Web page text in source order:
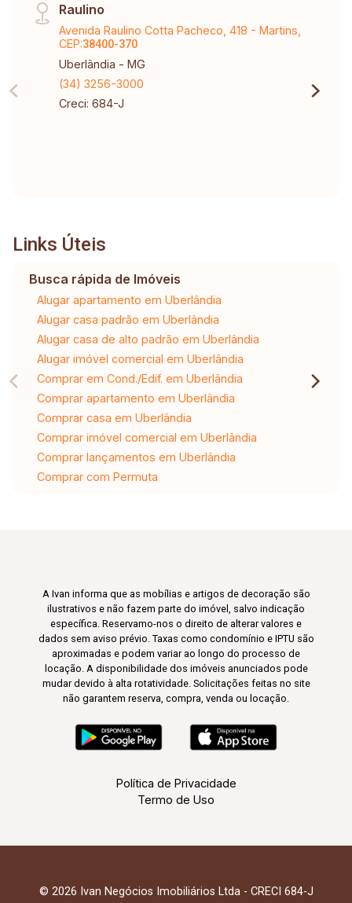
Raulino
Avenida Raulino Cotta Pacheco, 418 - Martins,
CEP:38400-370
Uberlândia - MG
(34) 3256-3000
Creci: 684-J
Links Úteis
Busca rápida de Imóveis
Alugar apartamento em Uberlândia
Alugar casa padrão em Uberlândia
Alugar casa de alto padrão em Uberlândia
Alugar imóvel comercial em Uberlândia
Comprar em Cond./Edif. em Uberlândia
Comprar apartamento em Uberlândia
Comprar casa em Uberlândia
Comprar imóvel comercial em Uberlândia
Comprar lançamentos em Uberlândia
Comprar com Permuta
A Ivan informa que as mobílias e artigos de decoração são
ilustrativos e não fazem parte do imóvel, salvo indicação
específica. Reservamo-nos o direito de alterar valores e
dados sem aviso prévio. Taxas como condomínio e IPTU são
aproximadas e podem variar ao longo do processo de
locação. A disponibilidade dos imóveis anunciados pode
mudar devido à alta rotatividade. Solicitações feitas no site
não garantem reserva, compra, venda ou locação.
Política de Privacidade
Termo de Uso
© 2026 Ivan Negócios Imobiliários Ltda - CRECI 684-J